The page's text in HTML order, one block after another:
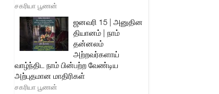
சகரியா பூணன்
ஜனவரி 15 | அனுதின
தியானம் | நாம்
தன்னலம்
அற்றவர்களாய்
வாழ்ந்திட நாம் பின்பற்ற வேண்டிய
அற்புதமான மாதிரிகள்
சகரியா பூணன்